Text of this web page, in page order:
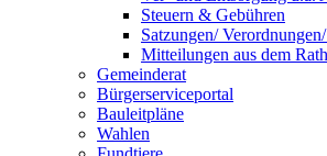
Steuern & Gebühren
Satzungen/
Mitteilungen aus dem
Gemeinderat
Bürgerserviceportal
Bauleitpläne
Wahlen